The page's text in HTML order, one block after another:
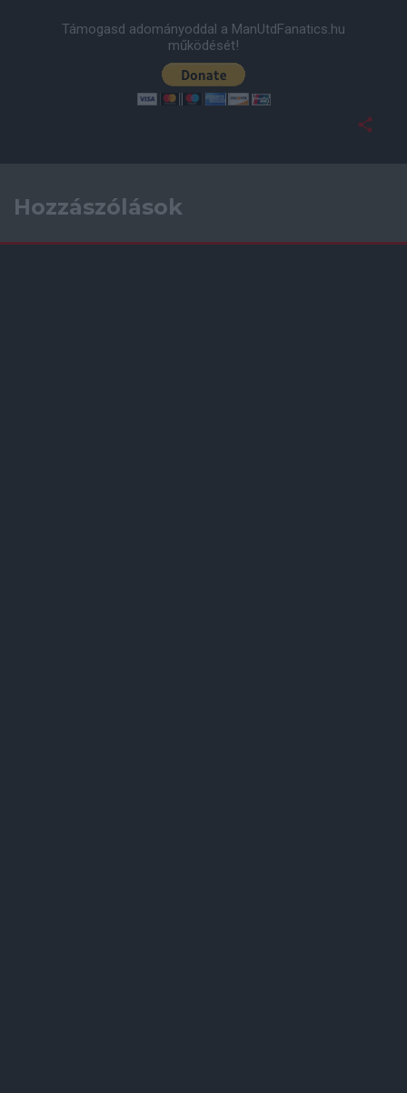
Támogasd adományoddal a ManUtdFanatics.hu
működését!
Hozzászólások